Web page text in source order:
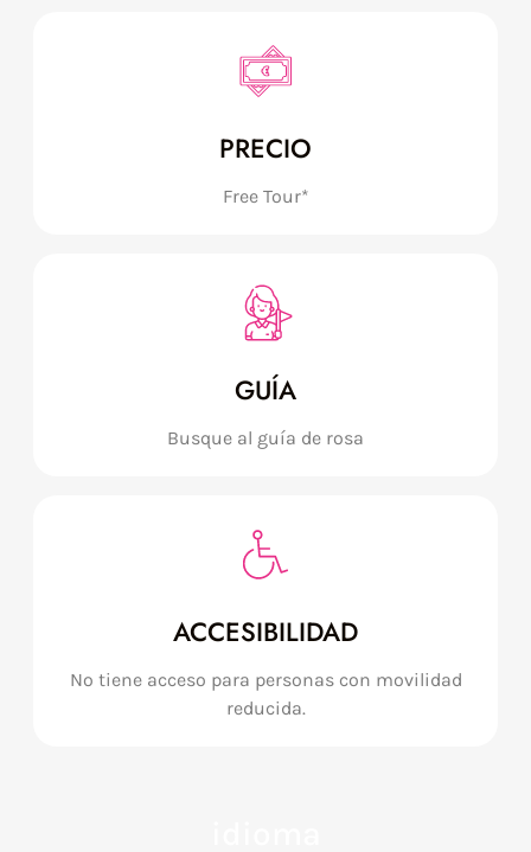
PRECIO
Free Tour*
GUÍA
Busque al guía de rosa
ACCESIBILIDAD
No tiene acceso para personas con movilidad
reducida.